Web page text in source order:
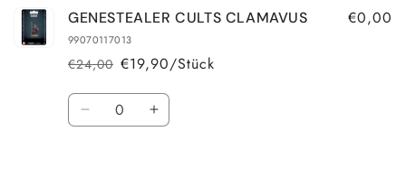
GENESTEALER CULTS CLAMAVUS
99070117013
Normaler
Preis
€24,00
Verkaufspreis€19,90/Stück
€0,00
Anzahl
VerringereErhöhe